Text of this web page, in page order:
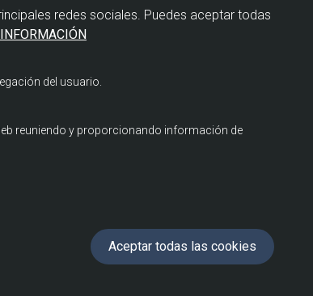
legal
Política de cookies
Aviso legal
redes sociales. Puedes aceptar todas
del usuario.
reuniendo y proporcionando información de
Aceptar todas las cookies